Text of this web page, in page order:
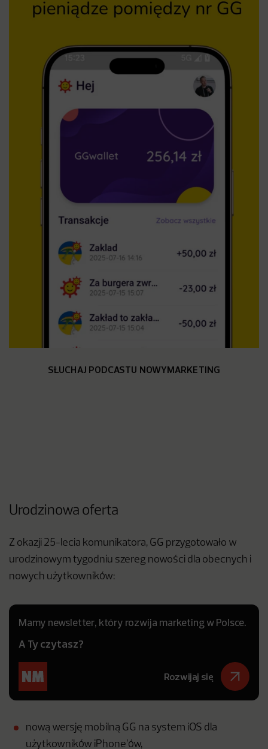
SŁUCHAJ PODCASTU NOWYMARKETING
Urodzinowa oferta
Z okazji 25-lecia komunikatora, GG przygotowało w
urodzinowym tygodniu szereg nowości dla obecnych i
nowych użytkowników:
Mamy newsletter, który rozwija marketing w Polsce.
A Ty czytasz?
Rozwijaj się
nową wersję mobilną GG na system iOS dla
użytkowników iPhone’ów,